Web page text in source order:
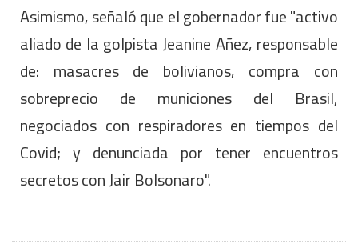
Asimismo, señaló que el gobernador fue "activo
aliado de la golpista Jeanine Añez, responsable
de: masacres de bolivianos, compra con
sobreprecio de municiones del Brasil,
negociados con respiradores en tiempos del
Covid; y denunciada por tener encuentros
secretos con Jair Bolsonaro".